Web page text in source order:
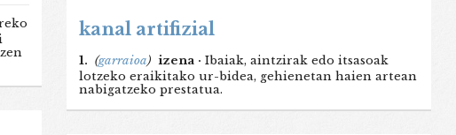
kanal artifizial
1. (garraioa) izena · Ibaiak, aintzirak edo itsasoak
lotzeko eraikitako ur-bidea, gehienetan haien artean
nabigatzeko prestatua.